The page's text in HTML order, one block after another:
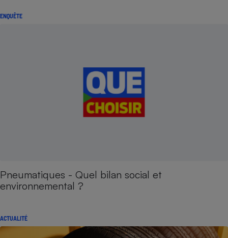
ENQUÊTE
Pneumatiques - Quel bilan social et
environnemental ?
ACTUALITÉ